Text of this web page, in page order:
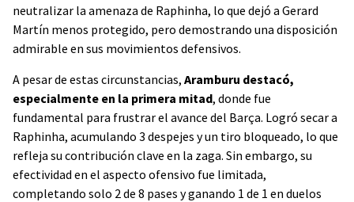
neutralizar la amenaza de Raphinha, lo que dejó a Gerard
Martín menos protegido, pero demostrando una disposición
admirable en sus movimientos defensivos.
A pesar de estas circunstancias, Aramburu destacó,
especialmente en la primera mitad, donde fue
fundamental para frustrar el avance del Barça. Logró secar a
Raphinha, acumulando 3 despejes y un tiro bloqueado, lo que
refleja su contribución clave en la zaga. Sin embargo, su
efectividad en el aspecto ofensivo fue limitada,
completando solo 2 de 8 pases y ganando 1 de 1 en duelos